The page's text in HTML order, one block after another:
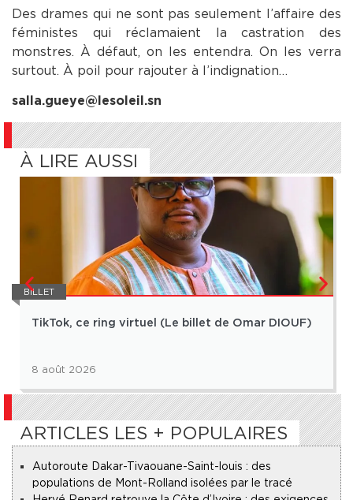
Des drames qui ne sont pas seulement l’affaire des
féministes qui réclamaient la castration des
monstres. À défaut, on les entendra. On les verra
surtout. À poil pour rajouter à l’indignation…
salla.gueye@lesoleil.sn
À LIRE AUSSI
BILLET
TikTok, ce ring virtuel (Le billet de Omar DIOUF)
8 août 2026
ARTICLES LES + POPULAIRES
Autoroute Dakar-Tivaouane-Saint-louis : des
populations de Mont-Rolland isolées par le tracé